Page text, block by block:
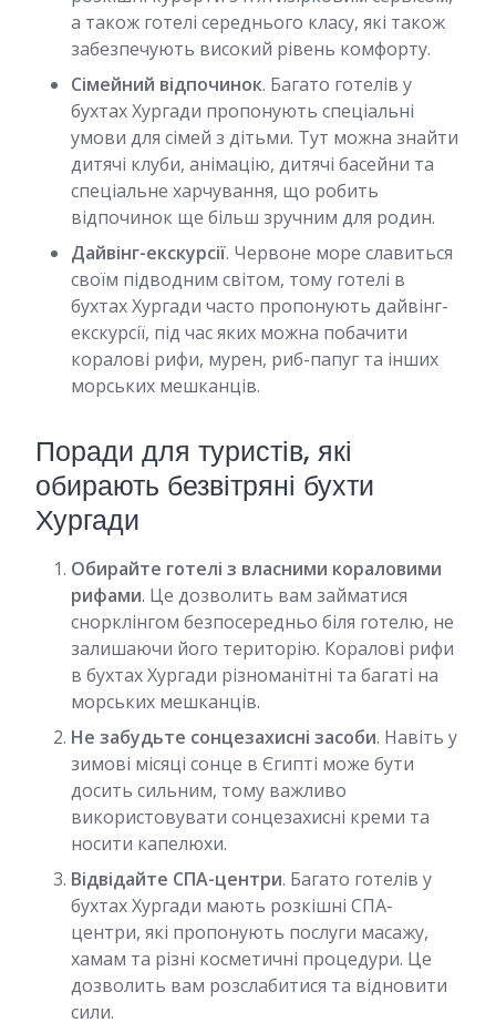
а також готелі середнього класу, які також
забезпечують високий рівень комфорту.
Сімейний відпочинок. Багато готелів у
бухтах Хургади пропонують спеціальні
умови для сімей з дітьми. Тут можна знайти
дитячі клуби, анімацію, дитячі басейни та
спеціальне харчування, що робить
відпочинок ще більш зручним для родин.
Дайвінг-екскурсії. Червоне море славиться
своїм підводним світом, тому готелі в
бухтах Хургади часто пропонують дайвінг-
екскурсії, під час яких можна побачити
коралові рифи, мурен, риб-папуг та інших
морських мешканців.
Поради для туристів, які
обирають безвітряні бухти
Хургади
Обирайте готелі з власними кораловими
рифами. Це дозволить вам займатися
снорклінгом безпосередньо біля готелю, не
залишаючи його територію. Коралові рифи
в бухтах Хургади різноманітні та багаті на
морських мешканців.
Не забудьте сонцезахисні засоби. Навіть у
зимові місяці сонце в Єгипті може бути
досить сильним, тому важливо
використовувати сонцезахисні креми та
носити капелюхи.
Відвідайте СПА-центри. Багато готелів у
бухтах Хургади мають розкішні СПА-
центри, які пропонують послуги масажу,
хамам та різні косметичні процедури. Це
дозволить вам розслабитися та відновити
сили.